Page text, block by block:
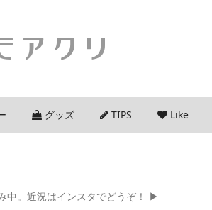
アクリ
グッズ TIPS Like
中。近況はインスタでどうぞ！ ▶